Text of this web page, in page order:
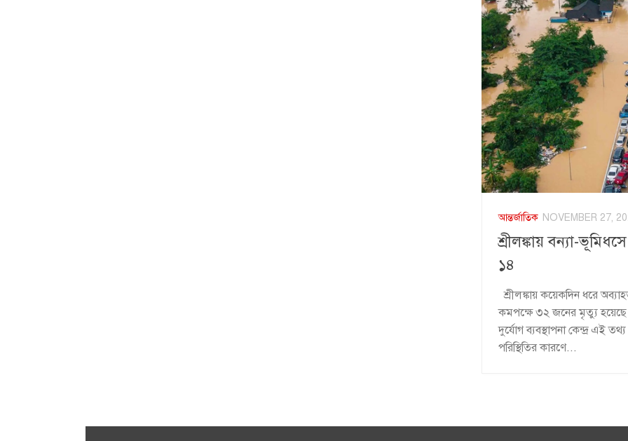
আন্তর্জাতিক NOVEMBER 27,
শ্রীলঙ্কায় বন্যা-
১৪
শ্রীলঙ্কায় কয়েকদিন ধরে
কমপক্ষে ৩২ জনের মৃত্যু
দুর্যোগ ব্যবস্থাপনা কেন্দ্র এই
পরিস্থিতির কারণে...